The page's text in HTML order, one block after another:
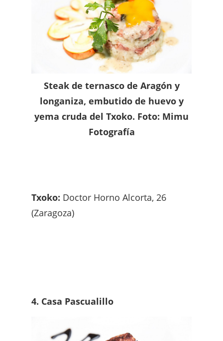
Steak de ternasco de Aragón y
longaniza, embutido de huevo y
yema cruda del Txoko. Foto: Mimu
Fotografía
Txoko: Doctor Horno Alcorta, 26
(Zaragoza)
4. Casa Pascualillo